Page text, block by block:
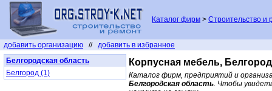
Каталог фирм > Строительство и
добавить организацию // добавить в избранное
Белгородская область
Белгород (1)
Корпусная мебель,
Каталог фирм, предприятий и
Белгородская область. Чтобы